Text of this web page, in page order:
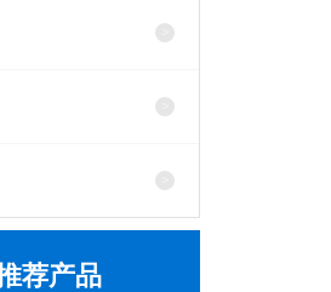
荐产品